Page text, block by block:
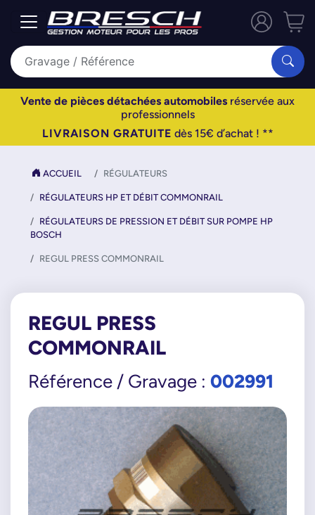
Vente de pièces détachées automobiles réservée aux
professionnels
LIVRAISON GRATUITE dès 15€ d’achat ! **
ACCUEIL RÉGULATEURS
RÉGULATEURS HP ET DÉBIT COMMONRAIL
RÉGULATEURS DE PRESSION ET DÉBIT SUR POMPE HP
BOSCH
REGUL PRESS COMMONRAIL
REGUL PRESS
COMMONRAIL
Référence / Gravage : 002991